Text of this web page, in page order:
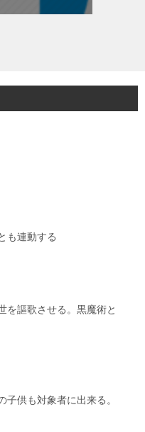
連動する
を謳歌させる。黒魔術と
供も対象者に出来る。